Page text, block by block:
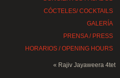
CÓCTELES/ COCKTAILS
GALERÍA
PRENSA / PRESS
HORARIOS / OPENING HOURS
« Rajiv Jayaweera 4tet